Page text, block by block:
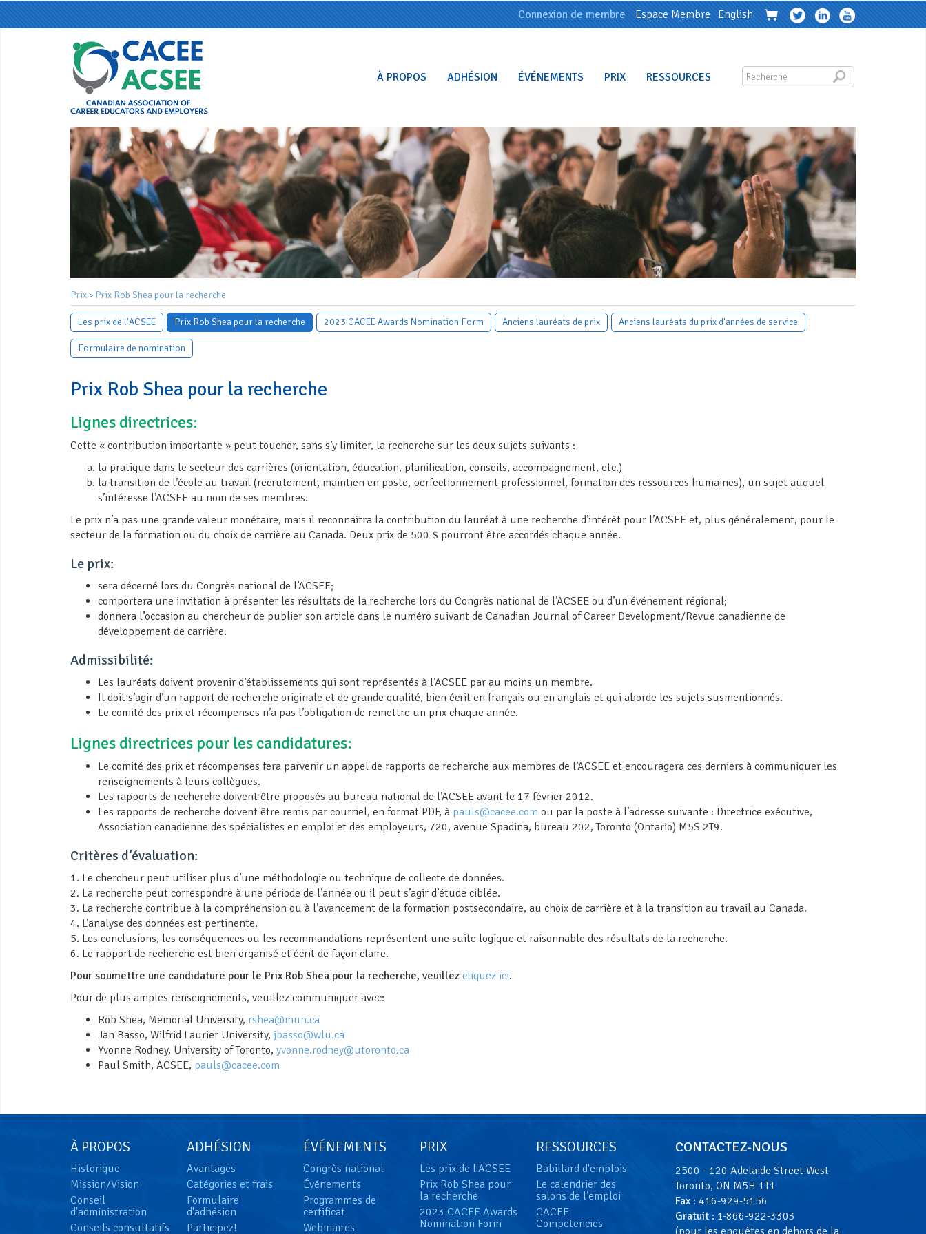
Connexion de membre Espace Membre English
À PROPOS ADHÉSION ÉVÉNEMENTS PRIX RESSOURCES
Prix > Prix Rob Shea pour la recherche
Les prix de l'ACSEE Prix Rob Shea pour la recherche 2023 CACEE Awards Nomination Form Anciens lauréats de prix Anciens lauréats du prix d'années de service
Formulaire de nomination
Prix Rob Shea pour la recherche
Lignes directrices:
Cette « contribution importante » peut toucher, sans s’y limiter, la recherche sur les deux sujets suivants :
la pratique dans le secteur des carrières (orientation, éducation, planification, conseils, accompagnement, etc.)
la transition de l’école au travail (recrutement, maintien en poste, perfectionnement professionnel, formation des ressources humaines), un sujet auquel
s’intéresse l’ACSEE au nom de ses membres.
Le prix n’a pas une grande valeur monétaire, mais il reconnaîtra la contribution du lauréat à une recherche d’intérêt pour l’ACSEE et, plus généralement, pour le
secteur de la formation ou du choix de carrière au Canada. Deux prix de 500 $ pourront être accordés chaque année.
Le prix:
sera décerné lors du Congrès national de l’ACSEE;
comportera une invitation à présenter les résultats de la recherche lors du Congrès national de l’ACSEE ou d’un événement régional;
donnera l’occasion au chercheur de publier son article dans le numéro suivant de Canadian Journal of Career Development/Revue canadienne de
développement de carrière.
Admissibilité:
Les lauréats doivent provenir d’établissements qui sont représentés à l’ACSEE par au moins un membre.
Il doit s’agir d’un rapport de recherche originale et de grande qualité, bien écrit en français ou en anglais et qui aborde les sujets susmentionnés.
Le comité des prix et récompenses n’a pas l’obligation de remettre un prix chaque année.
Lignes directrices pour les candidatures:
Le comité des prix et récompenses fera parvenir un appel de rapports de recherche aux membres de l’ACSEE et encouragera ces derniers à communiquer les
renseignements à leurs collègues.
Les rapports de recherche doivent être proposés au bureau national de l’ACSEE avant le 17 février 2012.
Les rapports de recherche doivent être remis par courriel, en format PDF, à pauls@cacee.com ou par la poste à l’adresse suivante : Directrice exécutive,
Association canadienne des spécialistes en emploi et des employeurs, 720, avenue Spadina, bureau 202, Toronto (Ontario) M5S 2T9.
Critères d’évaluation:
1. Le chercheur peut utiliser plus d’une méthodologie ou technique de collecte de données.
2. La recherche peut correspondre à une période de l’année ou il peut s’agir d’étude ciblée.
3. La recherche contribue à la compréhension ou à l’avancement de la formation postsecondaire, au choix de carrière et à la transition au travail au Canada.
4. L’analyse des données est pertinente.
5. Les conclusions, les conséquences ou les recommandations représentent une suite logique et raisonnable des résultats de la recherche.
6. Le rapport de recherche est bien organisé et écrit de façon claire.
Pour soumettre une candidature pour le Prix Rob Shea pour la recherche, veuillez cliquez ici.
Pour de plus amples renseignements, veuillez communiquer avec:
Rob Shea, Memorial University, rshea@mun.ca
Jan Basso, Wilfrid Laurier University, jbasso@wlu.ca
Yvonne Rodney, University of Toronto, yvonne.rodney@utoronto.ca
Paul Smith, ACSEE, pauls@cacee.com
À PROPOS
Historique
Mission/Vision
Conseil
d'administration
Conseils consultatifs
ADHÉSION
Avantages
Catégories et frais
Formulaire
d'adhésion
Participez!
ÉVÉNEMENTS
Congrès national
Événements
Programmes de
certificat
Webinaires
PRIX
Les prix de l'ACSEE
Prix Rob Shea pour
la recherche
2023 CACEE Awards
Nomination Form
RESSOURCES
Babillard d'emplois
Le calendrier des
salons de l’emploi
CACEE
Competencies
CONTACTEZ-NOUS
2500 - 120 Adelaide Street West
Toronto, ON M5H 1T1
Fax: 416-929-5156
Gratuit : 1-866-922-3303
(pour les enquêtes en dehors de la